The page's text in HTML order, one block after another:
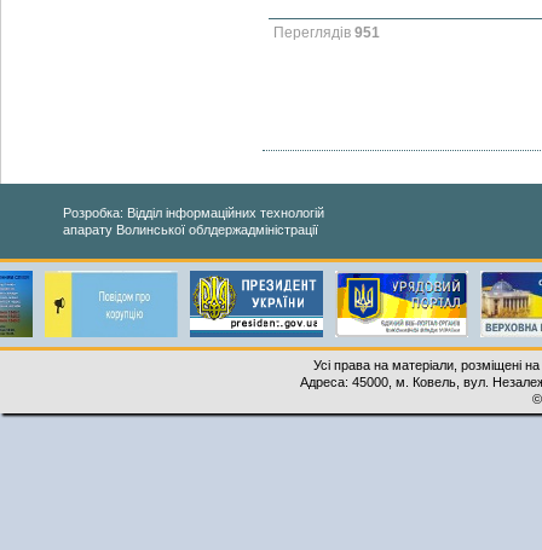
Переглядів 951
Розробка: Відділ інформаційних технологій
апарату Волинської облдержадміністрації
Усі права на матеріали, розміщені
Адреса: 45000, м. Ковель, вул.